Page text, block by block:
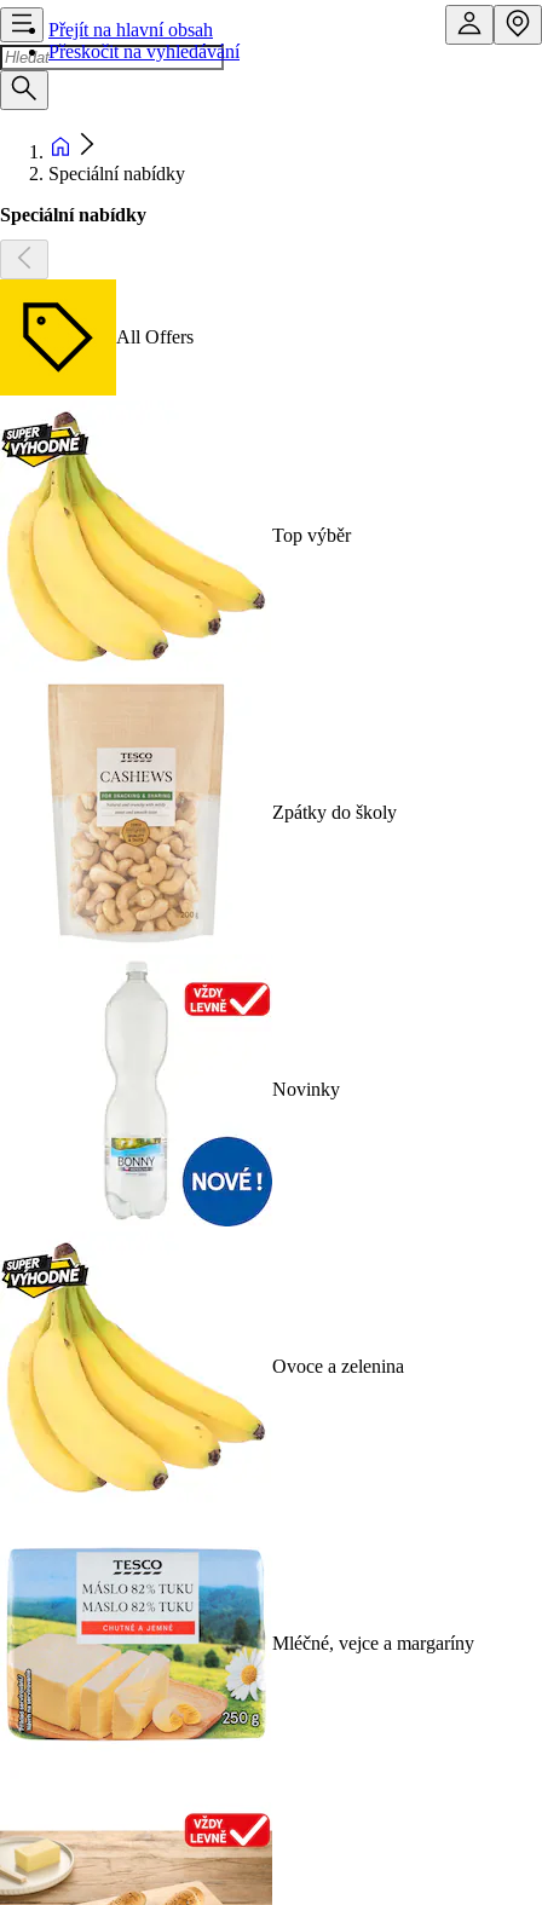
Přejít na hlavní obsah
Přeskočit na vyhledávání
Speciální nabídky
Speciální nabídky
All Offers
Top výběr
Zpátky do školy
Novinky
Ovoce a zelenina
Mléčné, vejce a margaríny